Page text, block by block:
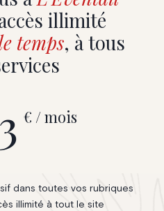
illimité
temps, à tous
3 € / mois
dans toutes vos rubriques
illimité à tout le site